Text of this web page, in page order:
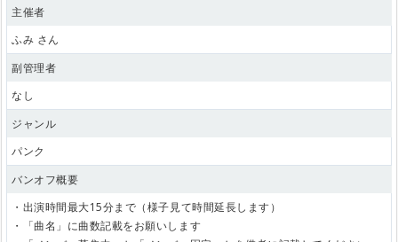
主催者
ふみ さん
副管理者
なし
ジャンル
パンク
バンオフ概要
・出演時間最大15分まで（様子見て時間延長します）
・「曲名」に曲数記載をお願いします